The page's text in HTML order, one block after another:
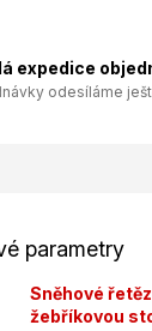
expedice
odesíláme
parametry
Sněhové
žebříkovou